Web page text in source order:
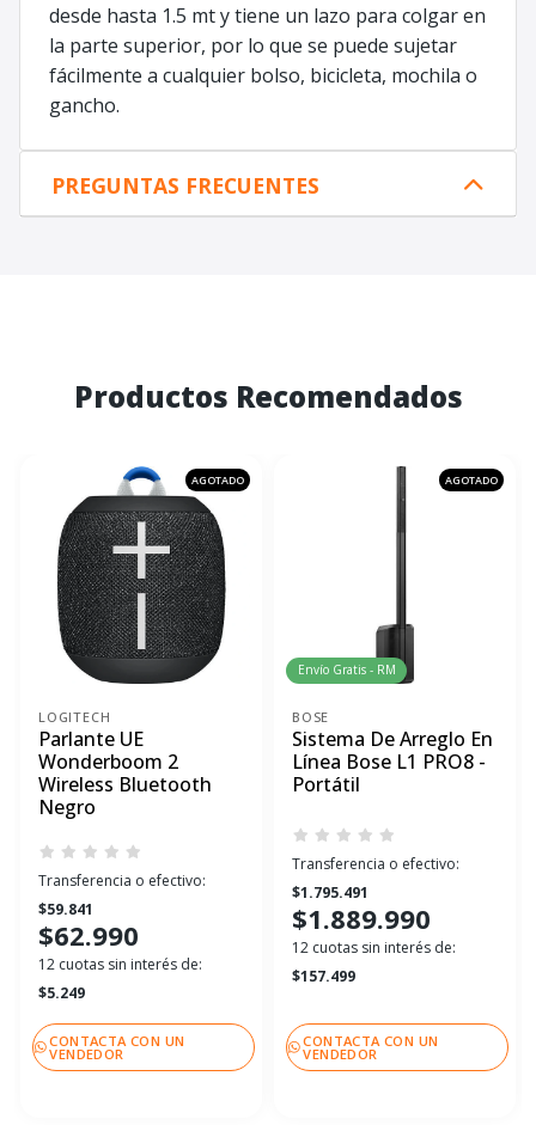
desde hasta 1.5 mt y tiene un lazo para colgar en
la parte superior, por lo que se puede sujetar
fácilmente a cualquier bolso, bicicleta, mochila o
gancho.
PREGUNTAS FRECUENTES
Productos Recomendados
AGOTADO
LOGITECH
Parlante UE
Wonderboom 2
Wireless Bluetooth
Negro
Transferencia o efectivo:
$59.841
$62.990
12 cuotas sin interés de:
$5.249
CONTACTA CON UN
VENDEDOR
AGOTADO
Envío Gratis - RM
BOSE
Sistema De Arreglo En
Línea Bose L1 PRO8 -
Portátil
Transferencia o efectivo:
$1.795.491
$1.889.990
12 cuotas sin interés de:
$157.499
CONTACTA CON UN
VENDEDOR